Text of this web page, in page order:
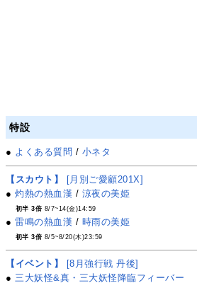
特設
● よくある質問 / 小ネタ
【スカウト】
[月別ご愛顧201X]
●灼熱の熱血漢 / 涼夜の美姫
初半 3倍 8/7~14(金)14:59
●雷鳴の熱血漢 / 時雨の美姫
初半 3倍 8/5~8/20(木)23:59
【イベント】
[8月強行戦 丹後]
●三大妖怪&真・三大妖怪降臨フィーバー